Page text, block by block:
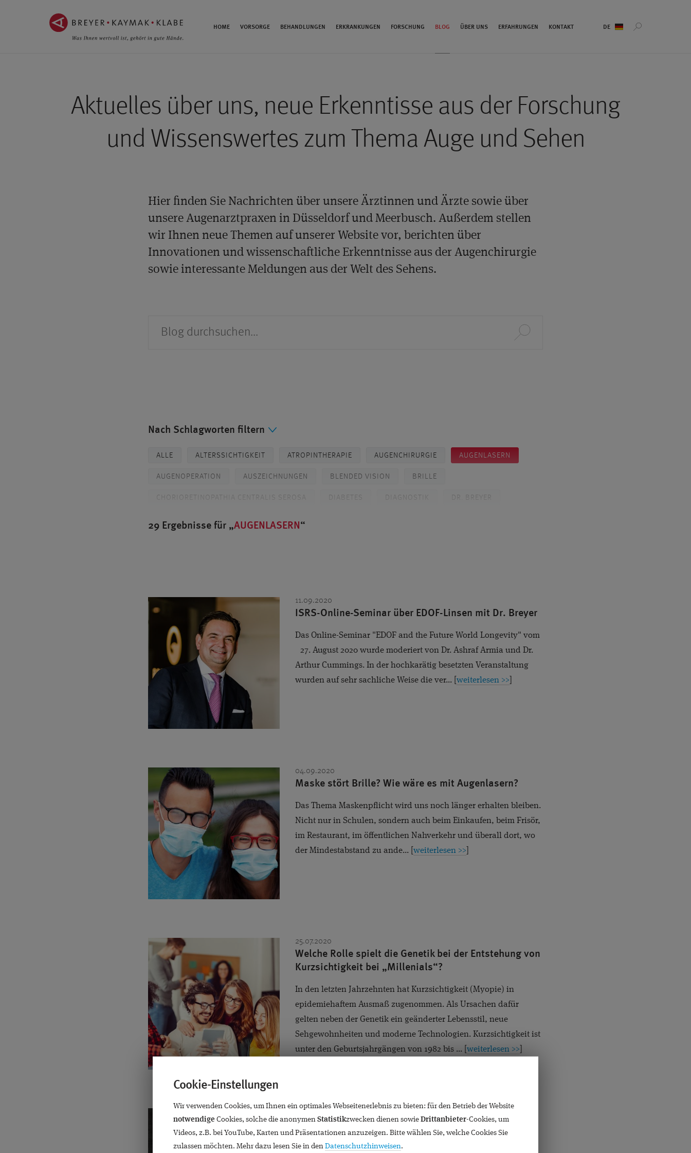
INHALT
NAVIGATION
HOME VORSORGE BEHANDLUNGEN ERKRANKUNGEN FORSCHUNG BLOG ÜBER UNS ERFAHRUNGEN KONTAKT
Aktuelles über uns, neue Erkenntisse aus der Forschung
und Wissenswertes zum Thema Auge und Sehen
Hier finden Sie Nachrichten über unsere Ärztinnen und Ärzte sowie über
unsere Augenarztpraxen in Düsseldorf und Meerbusch. Außerdem stellen
wir Ihnen neue Themen auf unserer Website vor, berichten über
Innovationen und wissenschaftliche Erkenntnisse aus der Augenchirurgie
sowie interessante Meldungen aus der Welt des Sehens.
Nach Schlagworten filtern
ALLE ALTERSSICHTIGKEIT ATROPINTHERAPIE AUGENCHIRURGIE AUGENLASERN
AUGENOPERATION AUSZEICHNUNGEN BLENDED VISION BRILLE
CHORIORETINOPATHIA CENTRALIS SEROSA DIABETES DIAGNOSTIK DR. BREYER
PROF. DR. KAYMAK
MEDIENBERICHTE MEDIKAMENTENINJEKTIONEN
MINIMALINVASIVE GLAUKOMCHIRURGIE (MIGS)
NANOLASER NETZHAUT PATIENTENERFAHRUNG PEER-REVIEWED
PREMIUMEYES PRESBYEYES PRESBYOPIE QUALITÄT
REFRAKTIVE CHIRURGIE
TROCKENES AUGE VITREOLYSE
29 Ergebnisse für AUGENLASERN
11.09.2020
ISRS-Online-Seminar über EDOF-Linsen mit Dr. Breyer
Das Online-Seminar "EDOF and the Future World Longevity" vom
27. August 2020 wurde moderiert von Dr. Ashraf Armia und Dr.
Arthur Cummings. In der hochkarätig besetzten Veranstaltung
wurden auf sehr sachliche Weise die ver... [ weiterlesen >>
04.09.2020
Maske stört Brille? Wie wäre es mit Augenlasern?
Das Thema Maskenpflicht wird uns noch länger erhalten bleiben.
Nicht nur in Schulen, sondern auch beim Einkaufen, beim Frisör,
im Restaurant, im öffentlichen Nahverkehr und überall dort, wo
der Mindestabstand zu ande... [ weiterlesen >>
25.07.2020
Welche Rolle spielt die Genetik bei der Entstehung von
Kurzsichtigkeit bei „Millenials“?
In den letzten Jahrzehnten hat Kurzsichtigkeit (Myopie) in
epidemiehaftem Ausmaß zugenommen. Als Ursachen dafür
gelten neben der Genetik ein geänderter Lebensstil, neue
Sehgewohnheiten und moderne Technologien. Kurzsichtigkeit ist
unter den Geburtsjahrgängen von 1982 bis ... [ weiterlesen >>
24.06.2020
Dr. Detlev Breyer lasert sich seine Lesebrille selbst
weg
Cookie-Einstellungen
Wir verwenden Cookies, um Ihnen ein optimales Webseitenerlebnis zu bieten: für den Betrieb der Website
notwendige Cookies, solche die anonymen Statistikzwecken dienen sowie Drittanbieter-Cookies, um
Videos, z.B. bei YouTube, Karten und Präsentationen anzuzeigen. Bitte wählen Sie, welche Cookies Sie
zulassen möchten. Mehr dazu lesen Sie in den Datenschutzhinweisen.